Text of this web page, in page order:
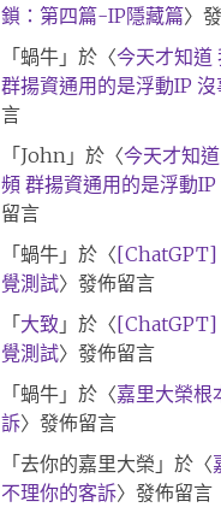
鎖：第四篇-IP隱藏篇〉
「 蝸牛」於〈今天才知道
群揚資通用的是浮動IP 沒
言
「 John」於〈今天才知
頻 群揚資通用的是浮動IP
留言
「 蝸牛」於〈[ChatGPT]
覺測試〉發佈留言
「 大致 」於〈[ChatGPT]
覺測試〉發佈留言
「 蝸牛」於〈嘉里大榮根
訴〉發佈留言
「 去你的嘉里大榮 」於〈
不理你的客訴〉發佈留言